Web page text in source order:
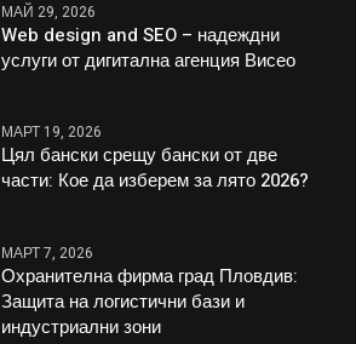
МАЙ 29, 2026
Web design and SEO – надеждни
услуги от дигитална агенция Висео
МАРТ 19, 2026
Цял бански срещу бански от две
части: Кое да изберем за лято 2026?
МАРТ 7, 2026
Охранителна фирма град Пловдив:
Защита на логистични бази и
индустриални зони